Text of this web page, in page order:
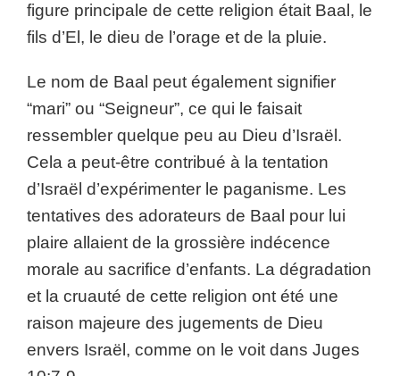
figure principale de cette religion était Baal, le
fils d’El, le dieu de l’orage et de la pluie.
Le nom de Baal peut également signifier
“mari” ou “Seigneur”, ce qui le faisait
ressembler quelque peu au Dieu d’Israël.
Cela a peut-être contribué à la tentation
d’Israël d’expérimenter le paganisme. Les
tentatives des adorateurs de Baal pour lui
plaire allaient de la grossière indécence
morale au sacrifice d’enfants. La dégradation
et la cruauté de cette religion ont été une
raison majeure des jugements de Dieu
envers Israël, comme on le voit dans Juges